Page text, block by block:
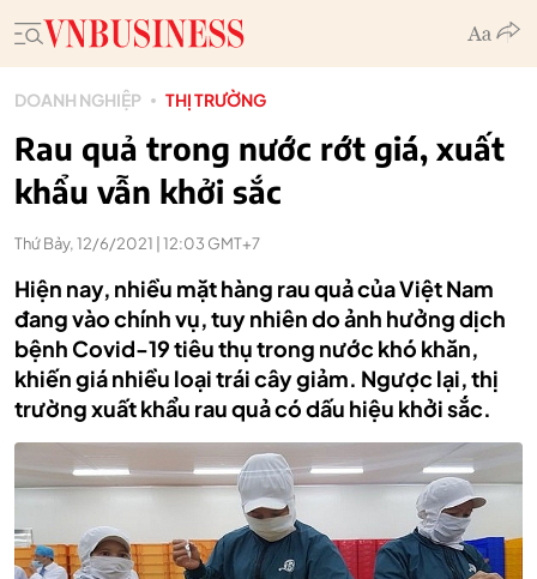
DOANH NGHIỆP THỊ TRƯỜNG
Rau quả trong nước rớt giá, xuất
khẩu vẫn khởi sắc
Thứ Bảy, 12/6/2021 | 12:03 GMT+7
Hiện nay, nhiều mặt hàng rau quả của Việt Nam
đang vào chính vụ, tuy nhiên do ảnh hưởng dịch
bệnh Covid-19 tiêu thụ trong nước khó khăn,
khiến giá nhiều loại trái cây giảm. Ngược lại, thị
trường xuất khẩu rau quả có dấu hiệu khởi sắc.